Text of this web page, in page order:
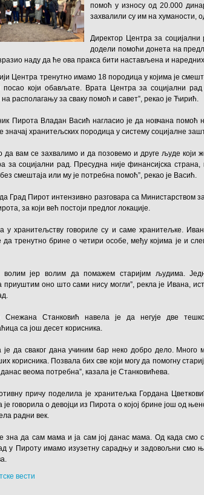
помоћ у износу од 20.000
захвалили су им на хуманости,
Директор Центра за
додели помоћи донета на
наду да ће ова пракса бити настављена и
Центра тренутно имамо 18 породица у којима је
посао који обављате. Врата Центра за социјални
на располагању за сваку помоћ и савет”, рекао је Ћирић.
Пирота Владан Васић нагласио је да новчана
значај хранитељских породица у систему социјалне
да вам се захвалимо и да позовемо и друге људе који
за социјални рад. Пресудна није финансијска
смештаја или му је потребна помоћ”, рекао је Васић.
Град Пирот интензивно разговара са Министарством
за који већ постоји предлог локације.
у хранитељству говориле су и саме хранитељке.
да тренутно брине о четири особе, међу којима је и
волим јер волим да помажем старијим људима.
приуштим оно што сами нису могли”, рекла је Ивана,
Снежана Станковић навела је да негује две
са још десет корисника.
је да сваког дана учиним бар неко добро дело.
корисника. Позвала бих све који могу да помогну
веома потребна”, казала је Станковићева.
причу поделила је хранитељка Гордана
говорила о девојци из Пирота о којој брине још од
радни век.
зна да сам мама и ја сам јој данас мама. Од када
у Пироту имамо изузетну сарадњу и задовољни смо
вести